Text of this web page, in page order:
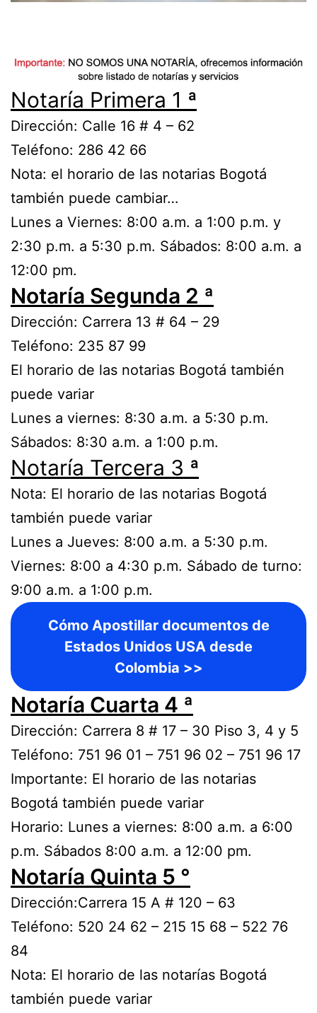
Notaría Primera 1 ª
Dirección: Calle 16 # 4 – 62
Teléfono: 286 42 66
Nota: el horario de las notarias Bogotá
también puede cambiar…
Lunes a Viernes: 8:00 a.m. a 1:00 p.m. y
2:30 p.m. a 5:30 p.m. Sábados: 8:00 a.m. a
12:00 pm.
Notaría Segunda 2 ª
Dirección: Carrera 13 # 64 – 29
Teléfono: 235 87 99
El horario de las notarias Bogotá también
puede variar
Lunes a viernes: 8:30 a.m. a 5:30 p.m.
Sábados: 8:30 a.m. a 1:00 p.m.
Notaría Tercera 3 ª
Nota: El horario de las notarias Bogotá
también puede variar
Lunes a Jueves: 8:00 a.m. a 5:30 p.m.
Viernes: 8:00 a 4:30 p.m. Sábado de turno:
9:00 a.m. a 1:00 p.m.
Cómo Apostillar documentos de
Estados Unidos USA desde
Colombia >>
Notaría Cuarta 4 ª
Dirección: Carrera 8 # 17 – 30 Piso 3, 4 y 5
Teléfono: 751 96 01 – 751 96 02 – 751 96 17
Importante: El horario de las notarias
Bogotá también puede variar
Horario: Lunes a viernes: 8:00 a.m. a 6:00
p.m. Sábados 8:00 a.m. a 12:00 pm.
Notaría Quinta 5 °
Dirección:Carrera 15 A # 120 – 63
Teléfono: 520 24 62 – 215 15 68 – 522 76
84
Nota: El horario de las notarías Bogotá
también puede variar